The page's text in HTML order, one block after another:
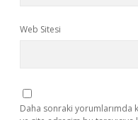
Web Sitesi
Daha sonraki yorumlarımda